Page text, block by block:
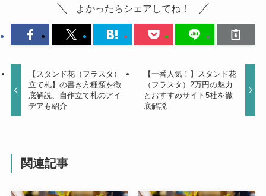
よかったらシェアしてね！
【スタンド花（フラスタ）
立て札】の書き方種類を徹
底解説、自作立て札のアイ
デアも紹介
【一番人気！】スタンド花
（フラスタ）2万円の魅力
とおすすめサイト5社を徹
底解説
関連記事